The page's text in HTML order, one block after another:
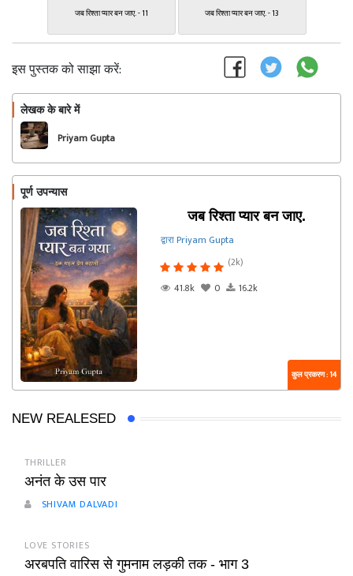
जब रिश्ता प्यार बन जाए. - 11 जब रिश्ता प्यार बन जाए. - 13
इस पुस्तक को साझा करें:
लेखक के बारे में
Priyam Gupta
पूर्ण उपन्यास
जब रिश्ता प्यार बन जाए.
द्वारा Priyam Gupta
(2k)
41.8k
0 16.2k
कुल प्रकरण : 14
NEW REALESED
THRILLER
अनंत के उस पार
SHIVAM DALVADI
LOVE STORIES
अरबपति वारिस से गुमनाम लड़की तक - भाग 3